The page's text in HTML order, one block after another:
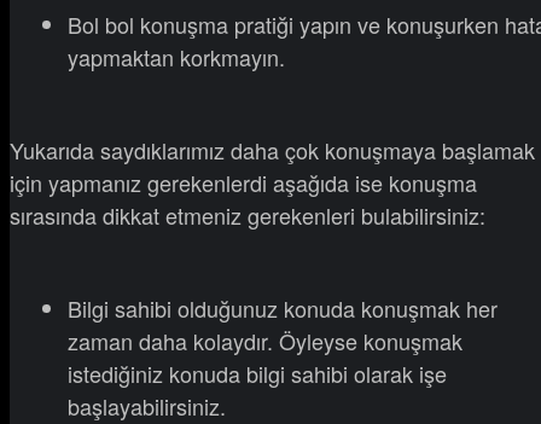
Bol bol konuşma pratiği yapın ve konuşurken
yapmaktan korkmayın.
Yukarıda saydıklarımız daha çok konuşmaya başlamak
için yapmanız gerekenlerdi aşağıda ise konuşma
sırasında dikkat etmeniz gerekenleri bulabilirsiniz:
Bilgi sahibi olduğunuz konuda konuşmak her
zaman daha kolaydır. Öyleyse konuşmak
istediğiniz konuda bilgi sahibi olarak işe
başlayabilirsiniz.